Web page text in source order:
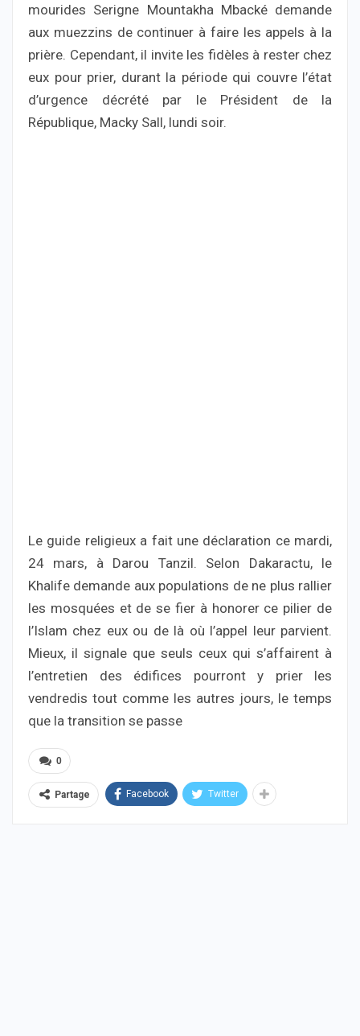
mourides Serigne Mountakha Mbacké demande
aux muezzins de continuer à faire les appels à la
prière. Cependant, il invite les fidèles à rester chez
eux pour prier, durant la période qui couvre l’état
d’urgence décrété par le Président de la
République, Macky Sall, lundi soir.
Le guide religieux a fait une déclaration ce mardi,
24 mars, à Darou Tanzil. Selon Dakaractu, le
Khalife demande aux populations de ne plus rallier
les mosquées et de se fier à honorer ce pilier de
l’Islam chez eux ou de là où l’appel leur parvient.
Mieux, il signale que seuls ceux qui s’affairent à
l’entretien des édifices pourront y prier les
vendredis tout comme les autres jours, le temps
que la transition se passe
0
Partage Facebook Twitter